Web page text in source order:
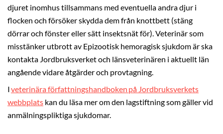
djuret inomhus tillsammans med eventuella andra djur i
flocken och försöker skydda dem från knottbett (stäng
dörrar och fönster eller sätt insektsnät för). Veterinär som
misstänker utbrott av Epizootisk hemoragisk sjukdom är ska
kontakta Jordbruksverket och länsveterinären i aktuellt län
angående vidare åtgärder och provtagning.
Iveterinära författningshandboken på Jordbruksverkets
webbplats kan du läsa mer om den lagstiftning som gäller vid
anmälningspliktiga sjukdomar.